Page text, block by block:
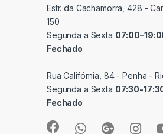
Estr. da Cachamorra, 428 -
150
Segunda a Sexta
Fechado
Rua Califórnia, 84 - Penha -
Segunda a Sexta 07:30-
Fechado